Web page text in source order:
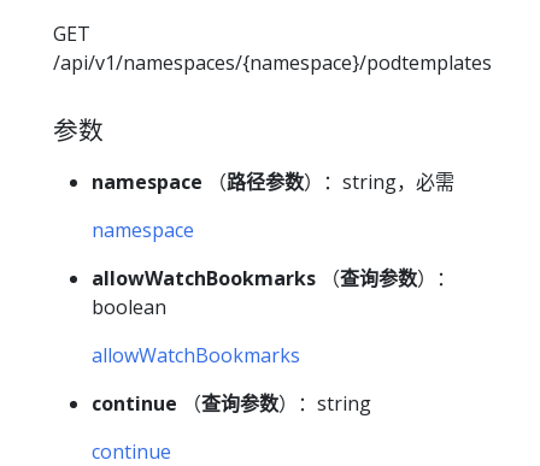
GET
/api/v1/namespaces/{namespace}/podtemplates
参数
namespace （路径参数）：string，必需
namespace
allowWatchBookmarks （查询参数）：
boolean
allowWatchBookmarks
continue （查询参数）：string
continue